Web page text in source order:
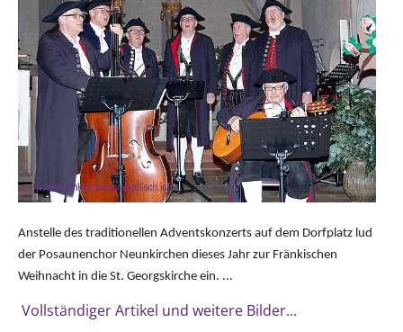
Anstelle des traditionellen Adventskonzerts auf dem Dorfplatz lud
der Posaunenchor Neunkirchen dieses Jahr zur Fränkischen
Weihnacht in die St. Georgskirche ein. ...
Vollständiger Artikel und weitere Bilder...